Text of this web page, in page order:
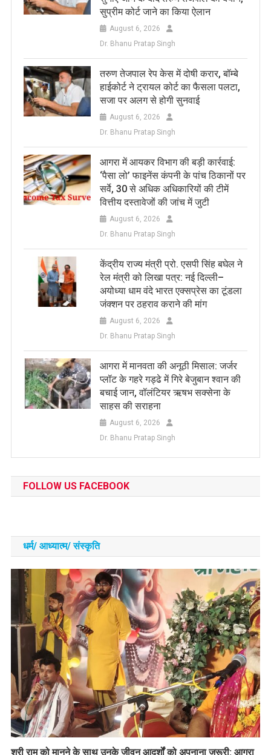
सुप्रीम कोर्ट जाने का किया ऐलान
August 6, 2026
Dr. Bhanu Pratap Singh
तरुण तेजपाल रेप केस में दोषी करार, बॉम्बे
हाईकोर्ट ने ट्रायल कोर्ट का फैसला पलटा,
सजा पर अलग से होगी सुनवाई
August 6, 2026
Dr. Bhanu Pratap Singh
आगरा में आयकर विभाग की बड़ी कार्रवाई:
‘पैसा लो’ फाइनेंस कंपनी के पांच ठिकानों पर
सर्वे, 30 से अधिक अधिकारियों की टीमें
वित्तीय दस्तावेजों की जांच में जुटी
August 6, 2026
Dr. Bhanu Pratap Singh
केंद्रीय राज्य मंत्री प्रो. एसपी सिंह बघेल ने
रेल मंत्री को लिखा पत्र: नई दिल्ली–
अयोध्या धाम वंदे भारत एक्सप्रेस का टूंडला
जंक्शन पर ठहराव कराने की मांग
August 6, 2026
Dr. Bhanu Pratap Singh
आगरा में मानवता की अनूठी मिसाल: जर्जर
प्लॉट के गहरे गड्ढे में गिरे बेजुबान श्वान की
बचाई जान, वॉलंटियर ऋषभ सक्सेना के
साहस की सराहना
August 6, 2026
Dr. Bhanu Pratap Singh
FOLLOW US FACEBOOK
धर्म/ आध्‍यात्‍म/ संस्‍कृति
​श्री राम को मानने के साथ उनके जीवन आदर्शों को अपनाना जरूरी: आगरा